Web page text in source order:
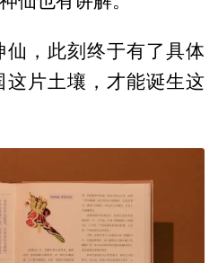
，此刻终于有了具体
片土壤，才能诞生这